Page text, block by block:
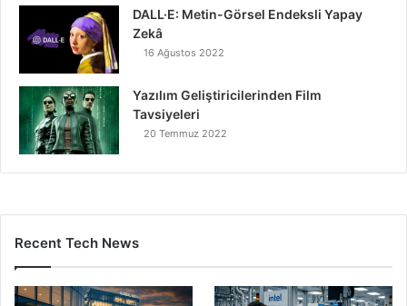
DALL·E: Metin-Görsel Endeksli Yapay
Zekâ
16 Ağustos 2022
Yazılım Geliştiricilerinden Film
Tavsiyeleri
20 Temmuz 2022
Recent Tech News